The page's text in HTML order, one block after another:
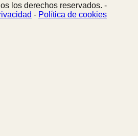
los derechos reservados. -
- Política de cookies